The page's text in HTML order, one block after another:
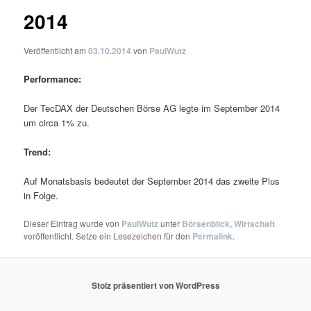
2014
Veröffentlicht am03.10.2014 von PaulWutz
Performance:
Der TecDAX der Deutschen Börse AG legte im September 2014
um circa 1% zu.
Trend:
Auf Monatsbasis bedeutet der September 2014 das zweite Plus
in Folge.
Dieser Eintrag wurde von PaulWutzunter Börsenblick,Wirtschaft
veröffentlicht. Setze ein Lesezeichen für den Permalink.
Stolz präsentiert von WordPress